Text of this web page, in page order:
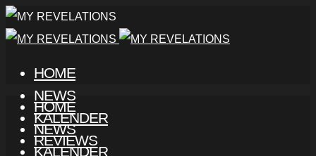
HOME
NEWS
KALENDER
REVIEWS
HOME
NEWS
KALENDER